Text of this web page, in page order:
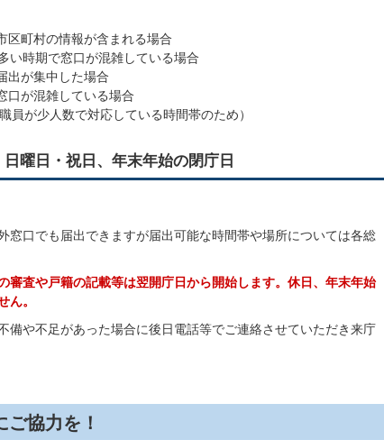
区町村の情報が含まれる場合
い時期で窓口が混雑している場合
出が集中した場合
口が混雑している場合
員が少人数で対応している時間帯のため）
曜日・祝日、年末年始の閉庁日
窓口でも届出できますが届出可能な時間帯や場所については各総
審査や戸籍の記載等は翌開庁日から開始します。休日、年末年始
ん。
備や不足があった場合に後日電話等でご連絡させていただき来庁
協力を！